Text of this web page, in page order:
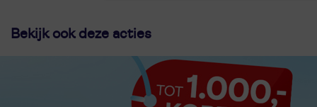
Bekijk ook deze acties